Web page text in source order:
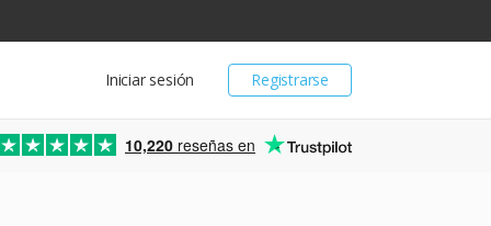
Registrarse
Iniciar sesión
10,220 reseñas en